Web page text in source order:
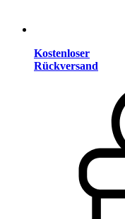
Kostenloser
Rückversand